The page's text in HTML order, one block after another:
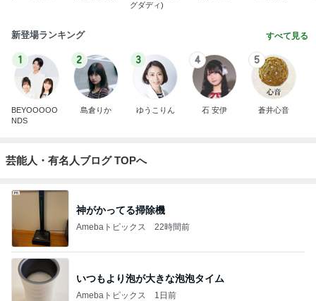
グダディ)
新登場ランキング すべて見る
1
BEYOOOOO
NDS
2
島倉りか
3
ゆうこりん
4
石 安伊
5
蒼井心音
芸能人・有名人ブログ TOPへ
神がかってる掃除機
Amebaトピックス 22時間前
いつもより泡が大きな泡泡タイム
Amebaトピックス 1日前